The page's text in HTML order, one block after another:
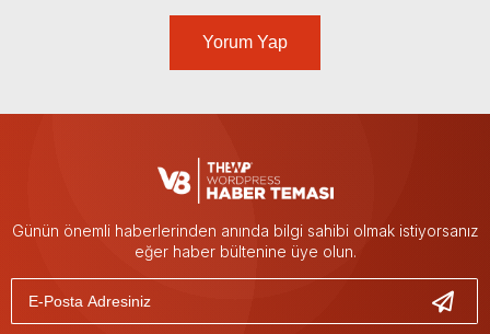
Yorum Yap
Günün önemli haberlerinden anında bilgi sahibi olmak istiyorsanız
eğer haber bültenine üye olun.